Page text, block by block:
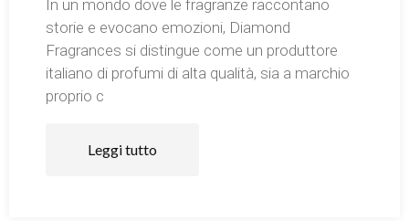
In un mondo dove le fragranze raccontano
storie e evocano emozioni, Diamond
Fragrances si distingue come un produttore
italiano di profumi di alta qualità, sia a marchio
proprio c
Leggi tutto